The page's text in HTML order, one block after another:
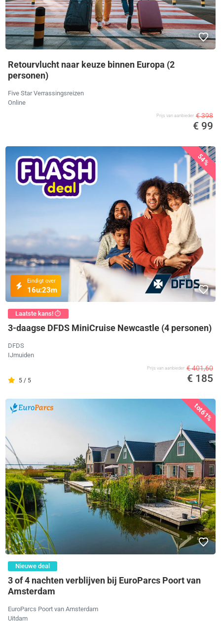
Retourvlucht naar keuze binnen Europa (2
personen)
Five Star Verrassingsreizen
Online
Prijs van aanbieder € 398
€ 99
54%
Eindigt over
16u:23m
Laatste kans! ⏱️
3-daagse DFDS MiniCruise Newcastle (4 personen)
DFDS
IJmuiden
5 / 5
Prijs van aanbieder € 401,60
€ 185
tot
61%
Nieuwe deal
3 of 4 nachten verblijven bij EuroParcs Poort van
Amsterdam
EuroParcs Poort van Amsterdam
Uitdam